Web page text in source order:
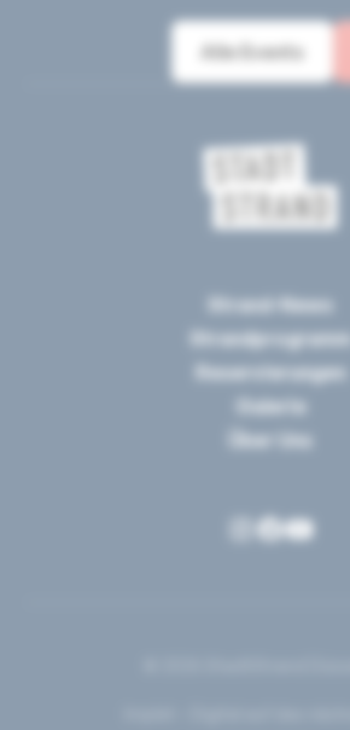
Alle Events
Strand-News
Strandprogramm
Reservierungen
Galerie
Über Uns